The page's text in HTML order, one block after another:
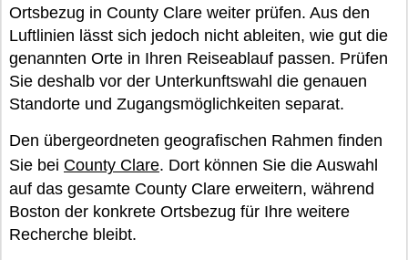
Ortsbezug in County Clare weiter prüfen. Aus den
Luftlinien lässt sich jedoch nicht ableiten, wie gut die
genannten Orte in Ihren Reiseablauf passen. Prüfen
Sie deshalb vor der Unterkunftswahl die genauen
Standorte und Zugangsmöglichkeiten separat.
Den übergeordneten geografischen Rahmen finden
Sie bei County Clare. Dort können Sie die Auswahl
auf das gesamte County Clare erweitern, während
Boston der konkrete Ortsbezug für Ihre weitere
Recherche bleibt.